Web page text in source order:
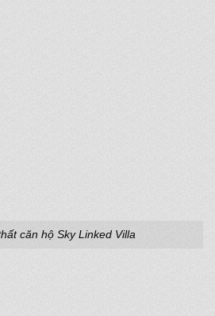
căn hộ Sky Linked Villa